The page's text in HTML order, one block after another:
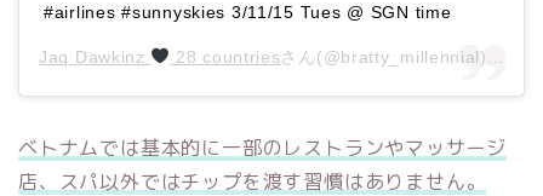
#airlines #sunnyskies 3/11/15 Tues @ SGN time
Jaq Dawkinz 28 countriesさん(@bratty_millennial)がシェアした投稿 –
ベトナムでは基本的に一部のレストランやマッサージ
店、スパ以外ではチップを渡す習慣はありません。